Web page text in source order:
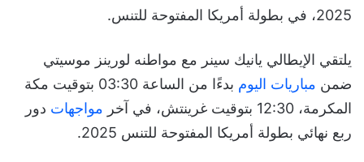
2025، في بطولة أمريكا المفتوحة للتنس.
يلتقي الإيطالي يانيك سينر مع مواطنه لورينز موسيتي
ضمن مباريات اليوم
بدءًا من الساعة 03:30 بتوقيت مكة
المكرمة، 12:30 بتوقيت غرينتش، في آخر
مواجهات دور
ربع نهائي بطولة أمريكا المفتوحة للتنس 2025.